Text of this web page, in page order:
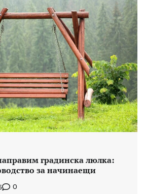
градинска люлка:
за начинаещи
0